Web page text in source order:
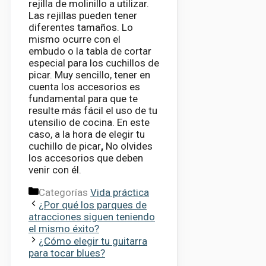
rejilla de molinillo a utilizar.
Las rejillas pueden tener
diferentes tamaños. Lo
mismo ocurre con el
embudo o la tabla de cortar
especial para los cuchillos de
picar. Muy sencillo, tener en
cuenta los accesorios es
fundamental para que te
resulte más fácil el uso de tu
utensilio de cocina. En este
caso, a la hora de elegir tu
cuchillo de picar, No olvides
los accesorios que deben
venir con él.
Categorías Vida práctica
¿Por qué los parques de
atracciones siguen teniendo
el mismo éxito?
¿Cómo elegir tu guitarra
para tocar blues?